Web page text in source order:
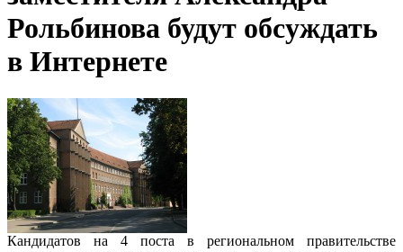
Рольбинова будут обсуждать
в Интернете
Кандидатов на 4 поста в региональном правительстве